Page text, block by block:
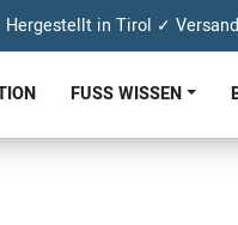
in Tirol ✓
FUSS WISSEN